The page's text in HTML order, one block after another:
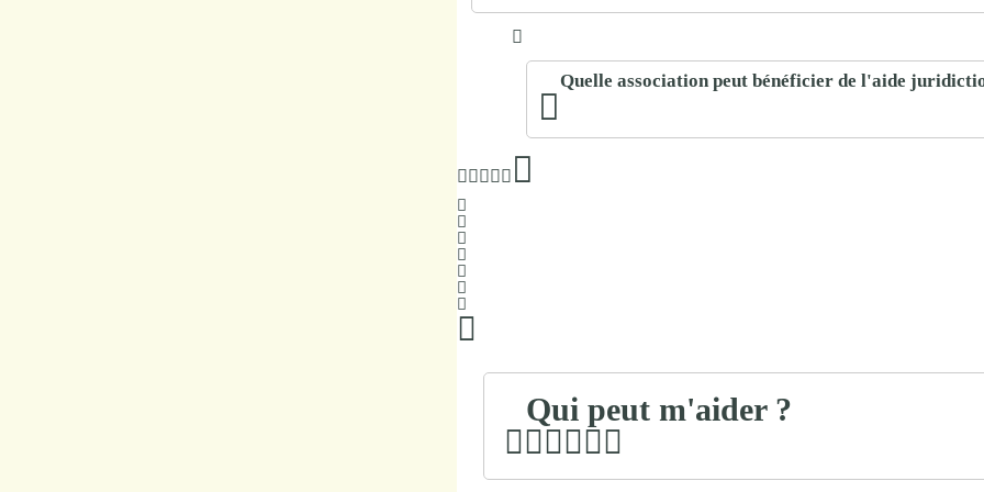
Quelle association peut bénéficier de l'aide
Qui peut m'aider ?